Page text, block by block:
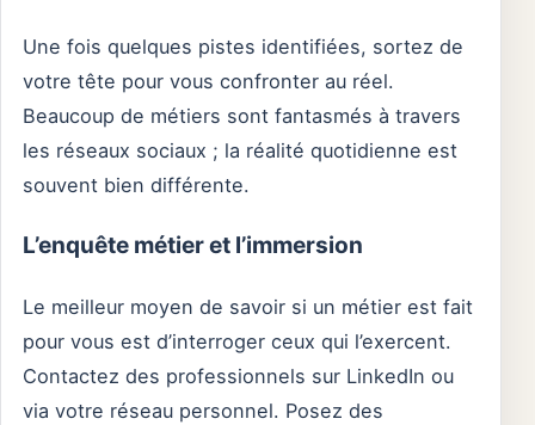
Une fois quelques pistes identifiées, sortez de
votre tête pour vous confronter au réel.
Beaucoup de métiers sont fantasmés à travers
les réseaux sociaux ; la réalité quotidienne est
souvent bien différente.
L’enquête métier et l’immersion
Le meilleur moyen de savoir si un métier est fait
pour vous est d’interroger ceux qui l’exercent.
Contactez des professionnels sur LinkedIn ou
via votre réseau personnel. Posez des